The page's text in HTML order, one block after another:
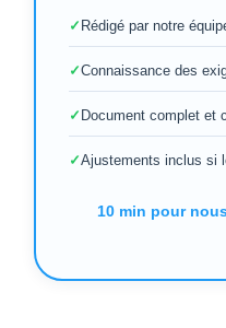
Rédigé par notre
Connaissance des
Document complet et
Ajustements inclus si
10 min pour